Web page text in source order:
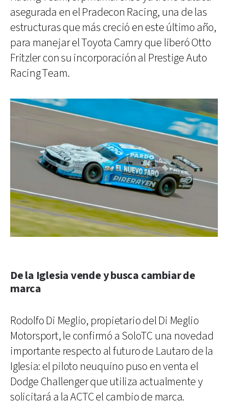
asegurada en el Pradecon Racing, una de las
estructuras que más creció en este último año,
para manejar el Toyota Camry que liberó Otto
Fritzler con su incorporación al Prestige Auto
Racing Team.
De la Iglesia vende y busca cambiar de
marca
Rodolfo Di Meglio, propietario del Di Meglio
Motorsport, le confirmó a SoloTC una novedad
importante respecto al futuro de Lautaro de la
Iglesia: el piloto neuquino puso en venta el
Dodge Challenger que utiliza actualmente y
solicitará a la ACTC el cambio de marca.